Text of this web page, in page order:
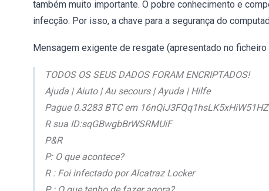
também muito importante. O pobre conhecimento e
infecção. Por isso, a chave para a segurança do
Mensagem exigente de resgate (apresentado no ficheiro
TODOS OS SEUS DADOS FORAM ENCRIPTADOS!
Ajuda | Aiuto | Au secours | Ayuda | Hilfe
Pague 0.3283 BTC em
R sua ID:sqGBwgbBrWSRMUiF
P&R
P: O que acontece?
R : Foi infectado por Alcatraz Locker